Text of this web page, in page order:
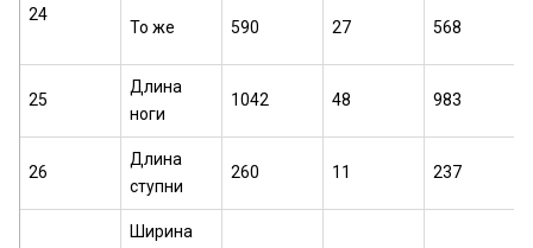
24
То же 590 27 568
25
Длина
ноги
1042 48 983
26
Длина
ступни
260 11 237
Ширина